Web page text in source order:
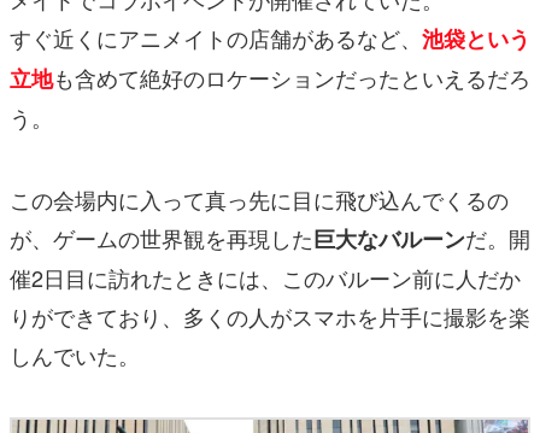
すぐ近くにアニメイトの店舗があるなど、 池袋という
立地も含めて絶好のロケーションだったといえるだろ
う。
この会場内に入って真っ先に目に飛び込んでくるの
が、ゲームの世界観を再現した巨大なバルーンだ。開
催2日目に訪れたときには、このバルーン前に人だか
りができており、多くの人がスマホを片手に撮影を楽
しんでいた。